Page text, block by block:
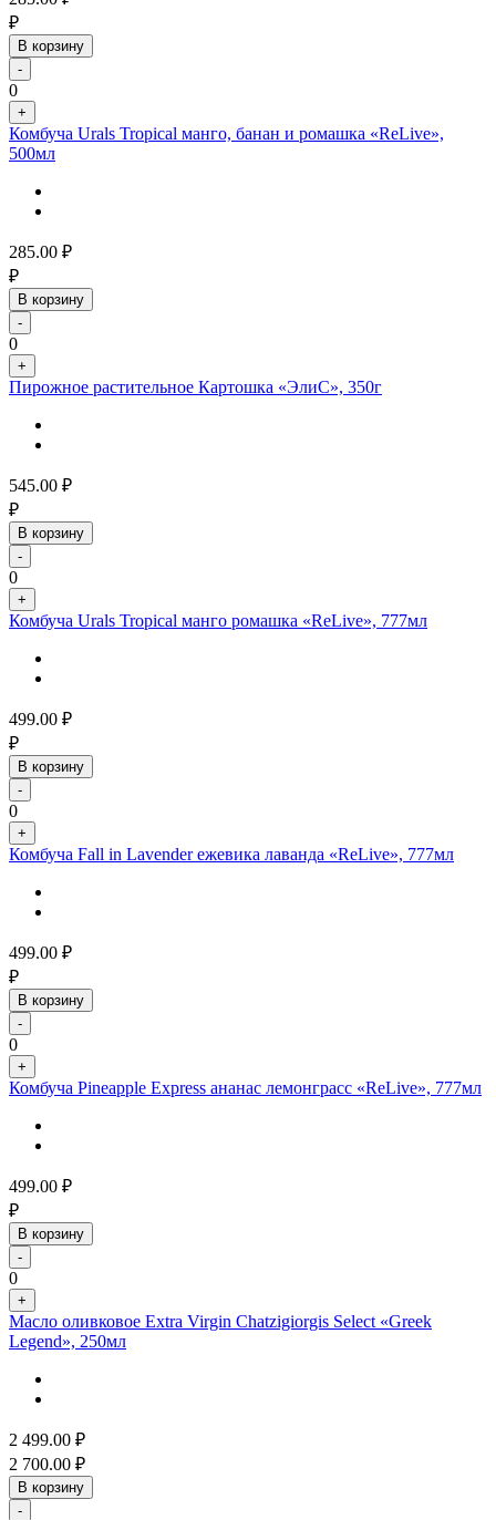
₽
В корзину
-
0
+
Комбуча Urals Tropical манго, банан и ромашка «ReLive»,
500мл
285.00 ₽
₽
В корзину
-
0
+
Пирожное растительное Картошка «ЭлиС», 350г
545.00 ₽
₽
В корзину
-
0
+
Комбуча Urals Tropical манго ромашка «ReLive», 777мл
499.00 ₽
₽
В корзину
-
0
+
Комбуча Fall in Lavender ежевика лаванда «ReLive», 777мл
499.00 ₽
₽
В корзину
-
0
+
Комбуча Pineapple Express ананас лемонграсс «ReLive», 777мл
499.00 ₽
₽
В корзину
-
0
+
Масло оливковое Extra Virgin Chatzigiorgis Select «Greek
Legend», 250мл
2 499.00 ₽
2 700.00 ₽
В корзину
-